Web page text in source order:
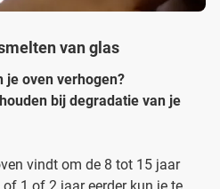
van glas
je oven verhogen?
bij degradatie van je
vindt om de 8 tot 15 jaar